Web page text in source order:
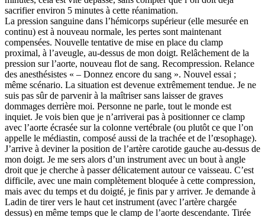
sacrifier environ 5 minutes à cette réanimation.
La pression sanguine dans l’hémicorps supérieur (elle mesurée en
continu) est à nouveau normale, les pertes sont maintenant
compensées. Nouvelle tentative de mise en place du clamp
proximal, à l’aveugle, au-dessus de mon doigt. Relâchement de la
pression sur l’aorte, nouveau flot de sang. Recompression. Relance
des anesthésistes « – Donnez encore du sang ». Nouvel essai ;
même scénario. La situation est devenue extrêmement tendue. Je ne
suis pas sûr de parvenir à la maîtriser sans laisser de graves
dommages derrière moi. Personne ne parle, tout le monde est
inquiet. Je vois bien que je n’arriverai pas à positionner ce clamp
avec l’aorte écrasée sur la colonne vertébrale (ou plutôt ce que l’on
appelle le médiastin, composé aussi de la trachée et de l’œsophage).
J’arrive à deviner la position de l’artère carotide gauche au-dessus de
mon doigt. Je me sers alors d’un instrument avec un bout à angle
droit que je cherche à passer délicatement autour ce vaisseau. C’est
difficile, avec une main complètement bloquée à cette compression,
mais avec du temps et du doigté, je finis par y arriver. Je demande à
Ladin de tirer vers le haut cet instrument (avec l’artère chargée
dessus) en même temps que le clamp de l’aorte descendante. Tirée